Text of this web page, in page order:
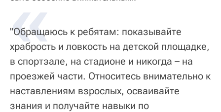
«
"Обращаюсь к ребятам: показывайте
храбрость и ловкость на детской площадке,
в спортзале, на стадионе и никогда – на
проезжей части. Относитесь внимательно к
наставлениям взрослых, осваивайте
знания и получайте навыки по